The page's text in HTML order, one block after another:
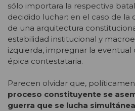
sólo importara la respectiva
decidido luchar: en el caso de la
de una arquitectura
estabilidad institucional y
izquierda, impregnar la eventual
épica contestataria.
Parecen olvidar que,
proceso constituyente se
guerra que se lucha